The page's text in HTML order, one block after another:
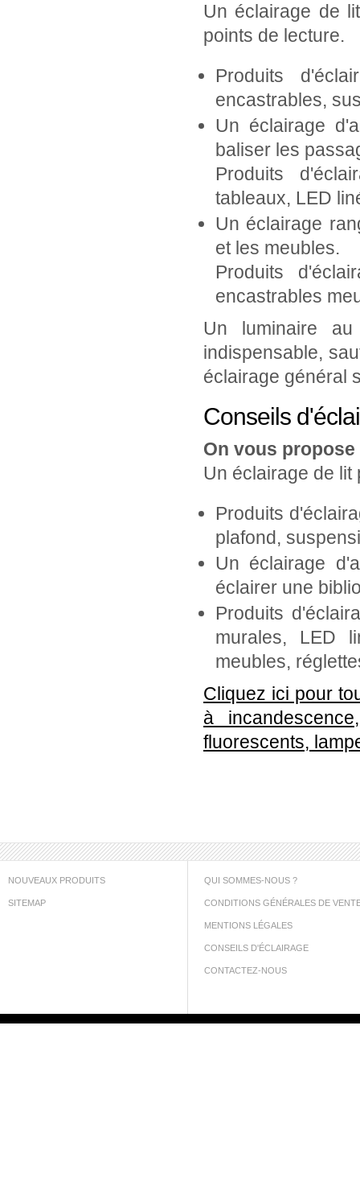
Un éclairage de
points de lecture.
Produits
encastrables,
Un éclairage
baliser les
Produits
tableaux, LED
Un éclairage
et les meubles.
Produits
encastrables
Un luminaire
indispensable,
éclairage général
Conseils
On vous propose
Un éclairage de lit
Produits
plafond,
Un éclairage
éclairer une
Produits
murales, LED
meubles,
Cliquez ici pour
à
fluorescents,
NOUVEAUX PRODUITS
SITEMAP
QUI SOMMES-NOUS ?
CONDITIONS GÉNÉRALES DE
MENTIONS LÉGALES
CONSEILS D'ÉCLAIRAGE
CONTACTEZ-NOUS